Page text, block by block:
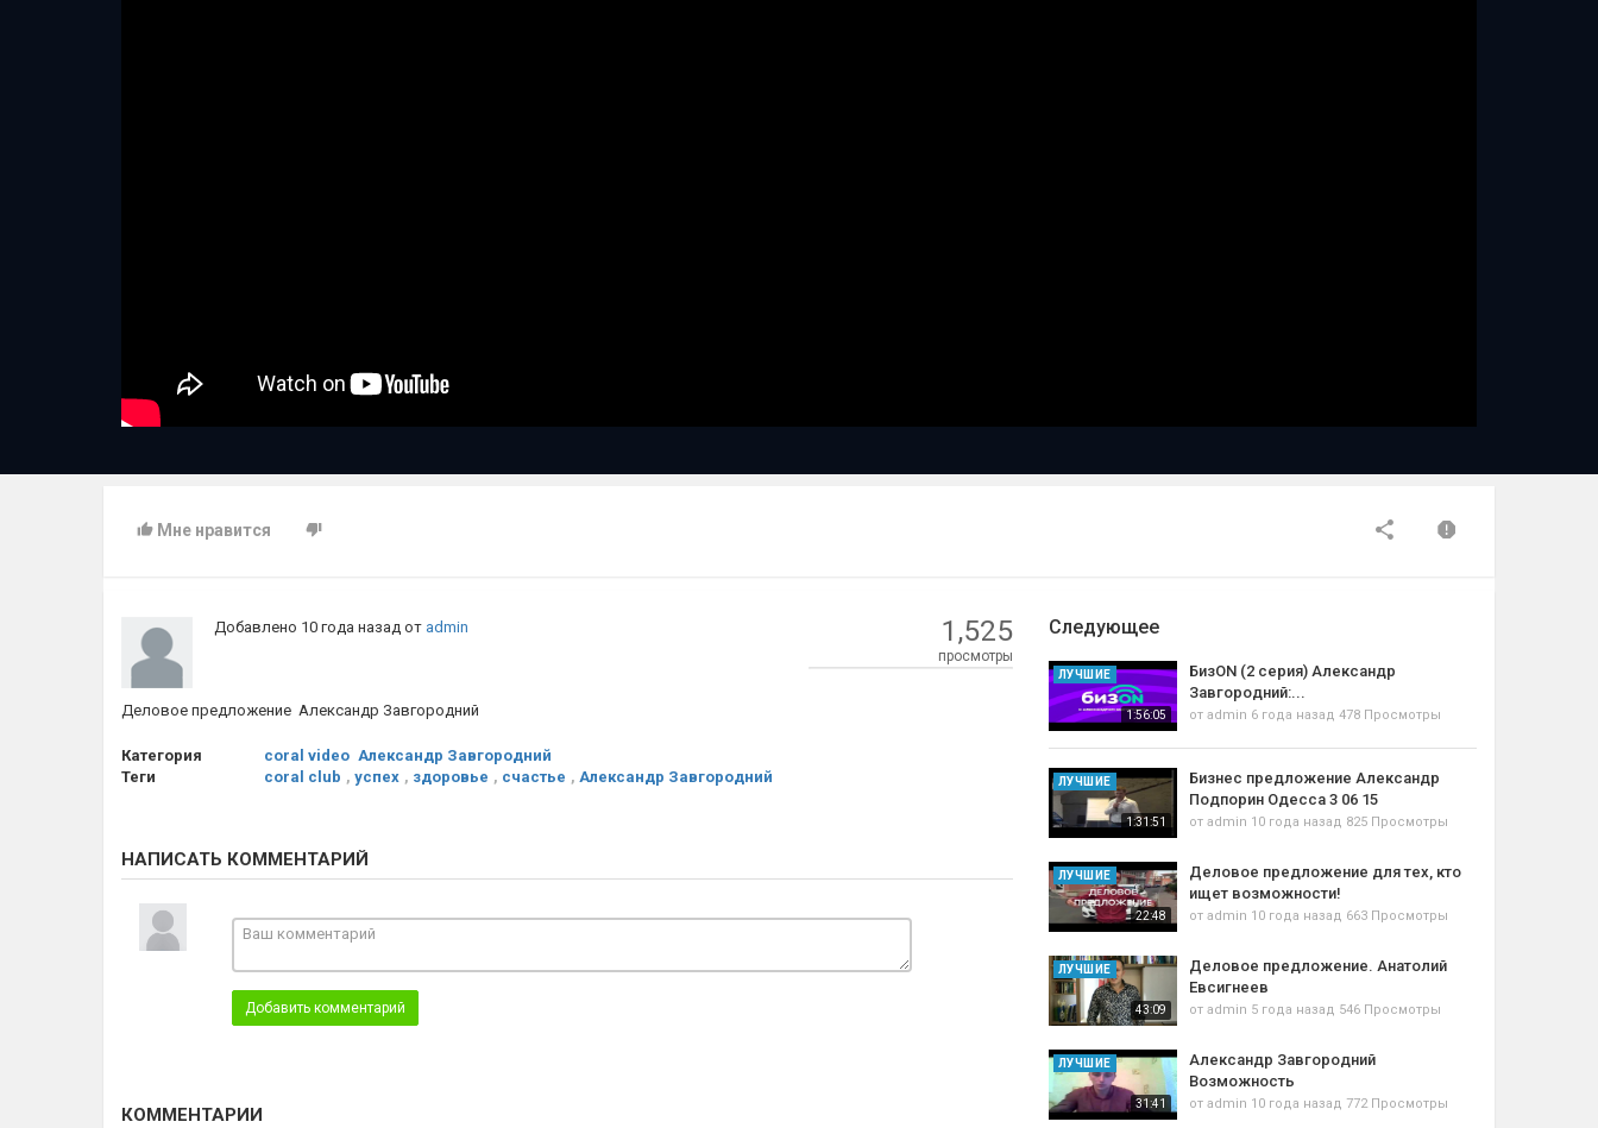
Мне нравится
Добавлено 10 года назадот admin 1,525
просмотры
Деловое предложение Александр Завгородний
Категория coral video Александр Завгородний
Теги
coral club , успех , здоровье , счастье , Александр Завгородний
НАПИСАТЬ КОММЕНТАРИЙ
Добавить комментарий
КОММЕНТАРИИ
Следующее
1:56:05
ЛУЧШИЕ
БизON (2 серия) Александр
Завгородний:...
от admin 6 года назад 478 Просмотры
1:31:51
ЛУЧШИЕ
Бизнес предложение Александр
Подпорин Одесса 3 06 15
от admin 10 года назад 825 Просмотры
22:48
ЛУЧШИЕ
Деловое предложение для тех, кто
ищет возможности!
от admin 10 года назад 663 Просмотры
43:09
ЛУЧШИЕ
Деловое предложение. Анатолий
Евсигнеев
от admin 5 года назад 546 Просмотры
31:41
ЛУЧШИЕ
Александр Завгородний
Возможность
от admin 10 года назад 772 Просмотры